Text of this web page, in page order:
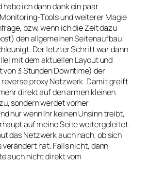
ich dann dank ein paar
Tools und weiterer Magie
bzw. wenn ich die Zeit dazu
den allgemeinen Seitenaufbau
Der letzter Schritt war dann
mit dem aktuellen Layout und
3 Stunden Downtime) der
proxy Netzwerk. Damit greift
direkt auf den armen kleinen
sondern werdet vorher
nur wenn Ihr keinen Unsinn treibt,
auf meine Seite weitergeleitet.
das Netzwerk auch nach, ob sich
hat. Falls nicht, dann
auch nicht direkt vom